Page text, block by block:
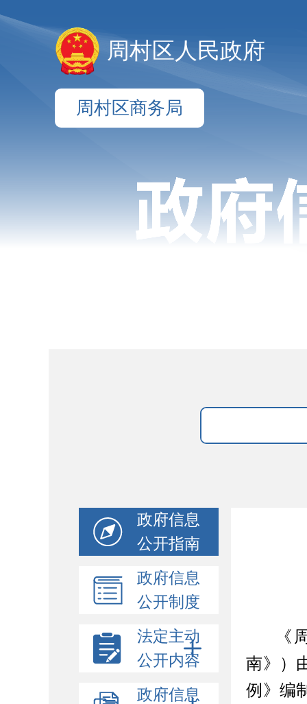
周村区人民政府
周村区商务局
政府信息
公开指南
政府信息
公开制度
法定主动
公开内容
政府信息
《
南》）
例》编